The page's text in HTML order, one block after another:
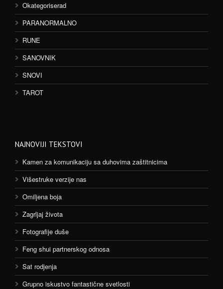
Okategoriserad
PARANORMALNO
RUNE
SANOVNIK
SNOVI
TAROT
NAJNOVIJI TEKSTOVI
Kamen za komunikaciju sa duhovima zaštitnicima
Višestruke verzije nas
Omiljena boja
Zagrljaj života
Fotografije duše
Feng shui partnerskog odnosa
Sat rodjenja
Grupno iskustvo fantastične svetlosti